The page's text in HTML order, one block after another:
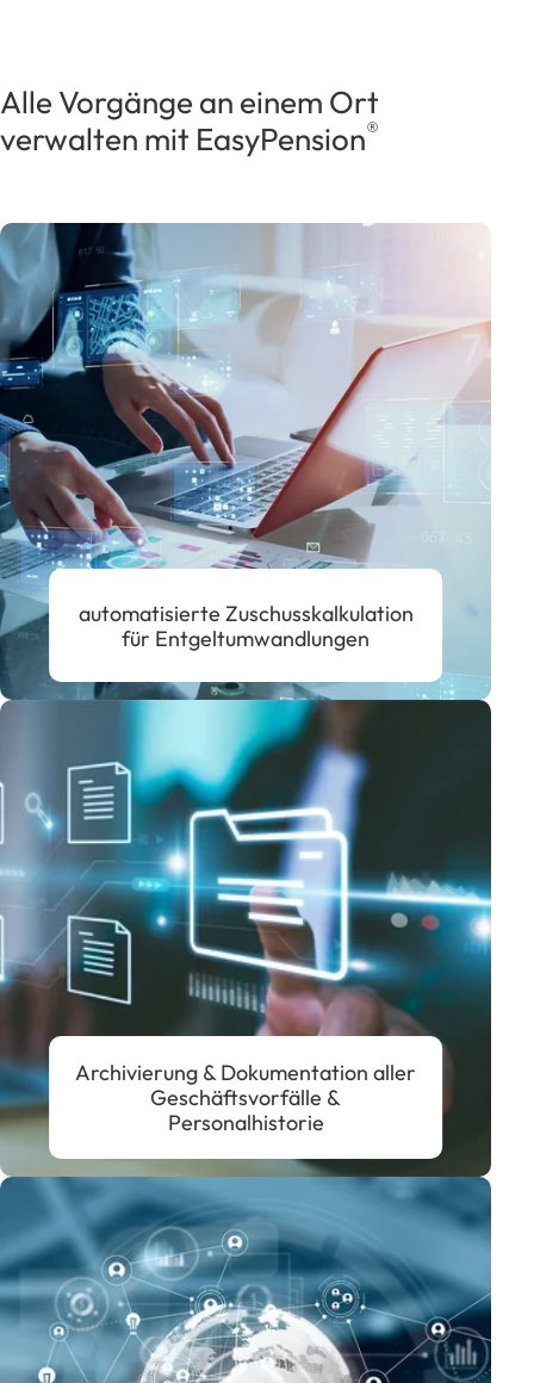
Alle Vorgänge an einem Ort
verwalten mit EasyPension®
automatisierte Zuschusskalkulation
für Entgeltumwandlungen
Archivierung & Dokumentation aller
Geschäftsvorfälle &
Personalhistorie